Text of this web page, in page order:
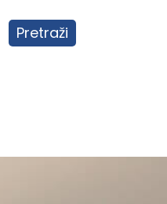
Pretraži